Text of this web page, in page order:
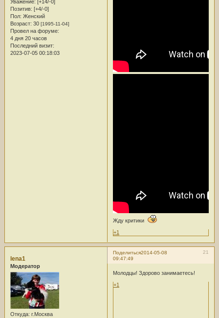
Уважение: [+14/-0]
Позитив: [+4/-0]
Пол: Женский
Возраст: 30 [1995-11-04]
Провел на форуме:
4 дня 20 часов
Последний визит:
2023-07-05 00:18:03
Жду критики
+1
Поделиться 21
2014-05-08
09:47:49
lena1
Модератор
Откуда: г.Москва
Молодцы! Здорово занимаетесь!
+1